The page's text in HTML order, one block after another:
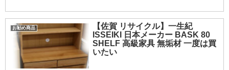
お勧め商品
【佐賀 リサイクル】一生紀
ISSEIKI 日本メーカー BASK 80
SHELF 高級家具 無垢材 一度は買
いたい